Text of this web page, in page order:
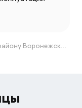
ОГИБДД ОМВД РФ по Поворинскому району Воронежской области